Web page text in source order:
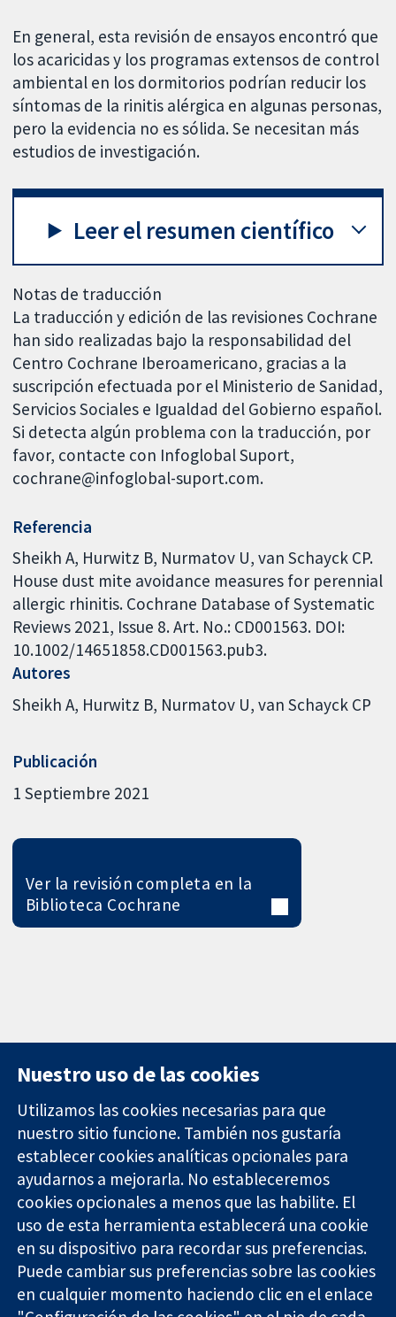
En general, esta revisión de ensayos encontró que
los acaricidas y los programas extensos de control
ambiental en los dormitorios podrían reducir los
síntomas de la rinitis alérgica en algunas personas,
pero la evidencia no es sólida. Se necesitan más
estudios de investigación.
Leer el resumen científico
Notas de traducción
La traducción y edición de las revisiones Cochrane
han sido realizadas bajo la responsabilidad del
Centro Cochrane Iberoamericano, gracias a la
suscripción efectuada por el Ministerio de Sanidad,
Servicios Sociales e Igualdad del Gobierno español.
Si detecta algún problema con la traducción, por
favor, contacte con Infoglobal Suport,
cochrane@infoglobal-suport.com.
Referencia
Sheikh A, Hurwitz B, Nurmatov U, van Schayck CP.
House dust mite avoidance measures for perennial
allergic rhinitis. Cochrane Database of Systematic
Reviews 2021, Issue 8. Art. No.: CD001563. DOI:
10.1002/14651858.CD001563.pub3.
Autores
Sheikh A Hurwitz B Nurmatov U van Schayck CP
Publicación
1 Septiembre 2021
Ver la revisión completa en la
Biblioteca Cochrane
Evidencia fiable.
Decisiones
informadas.
Mejor salud.
11-13 Cavendish
Square
Londres
W1G 0AN
Reino Unido
Contacto
Noticias
Prensa
Sobre
nosotros
Empleo
Cochrane
Library
Nuestro uso de las cookies
Utilizamos las cookies necesarias para que
nuestro sitio funcione. También nos gustaría
establecer cookies analíticas opcionales para
ayudarnos a mejorarla. No estableceremos
cookies opcionales a menos que las habilite. El
uso de esta herramienta establecerá una cookie
en su dispositivo para recordar sus preferencias.
Puede cambiar sus preferencias sobre las cookies
en cualquier momento haciendo clic en el enlace